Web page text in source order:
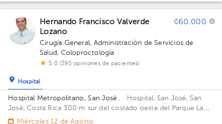
Hernando Francisco Valverde
Lozano
¢60.000
Cirugía General, Administración de Servicios de
Salud, Coloproctología
5.0 (395 opiniones de pacientes)
Hospital
Hospital Metropolitano, San José.. · Hospital, San José, San
José, Costa Rica 300 m sur del costado oeste del Parque La
Merced. Calle 14, Avenida 8. Edificio Torre Médica B. Piso 1.
Miércoles 12 de Agosto